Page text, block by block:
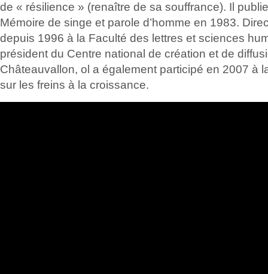
de « résilience » (renaître de sa souffrance). Il
Mémoire de singe et parole d’homme en 1983.
depuis 1996 à la Faculté des lettres et sciences
président du Centre national de création et de
Châteauvallon, ol a également participé en 2007 à
sur les freins à la croissance.